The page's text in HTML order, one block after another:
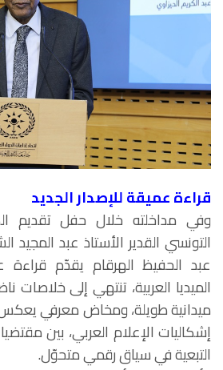
قراءة عميقة للإصدار الجديد
وفي مداخلته خلال حفل تقديم
التونسي القدير الأستاذ عبد المجيد
عبد الحفيظ الهرقام يقدّم قراءة
الميديا العربية، تنتهي إلى
ميدانية طويلة، ومخاض معرفي
إشكاليات الإعلام العربي، بين
التبعية في سياق رقمي متحوّل.